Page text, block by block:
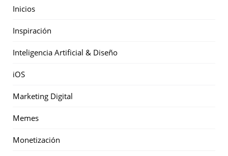
Inicios
Inspiración
Inteligencia Artificial & Diseño
iOS
Marketing Digital
Memes
Monetización